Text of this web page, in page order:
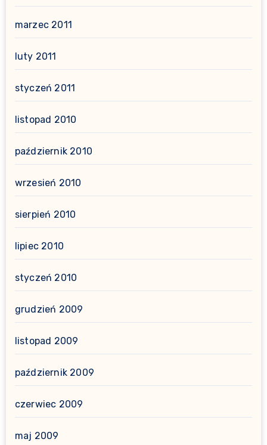
marzec 2011
luty 2011
styczeń 2011
listopad 2010
październik 2010
wrzesień 2010
sierpień 2010
lipiec 2010
styczeń 2010
grudzień 2009
listopad 2009
październik 2009
czerwiec 2009
maj 2009